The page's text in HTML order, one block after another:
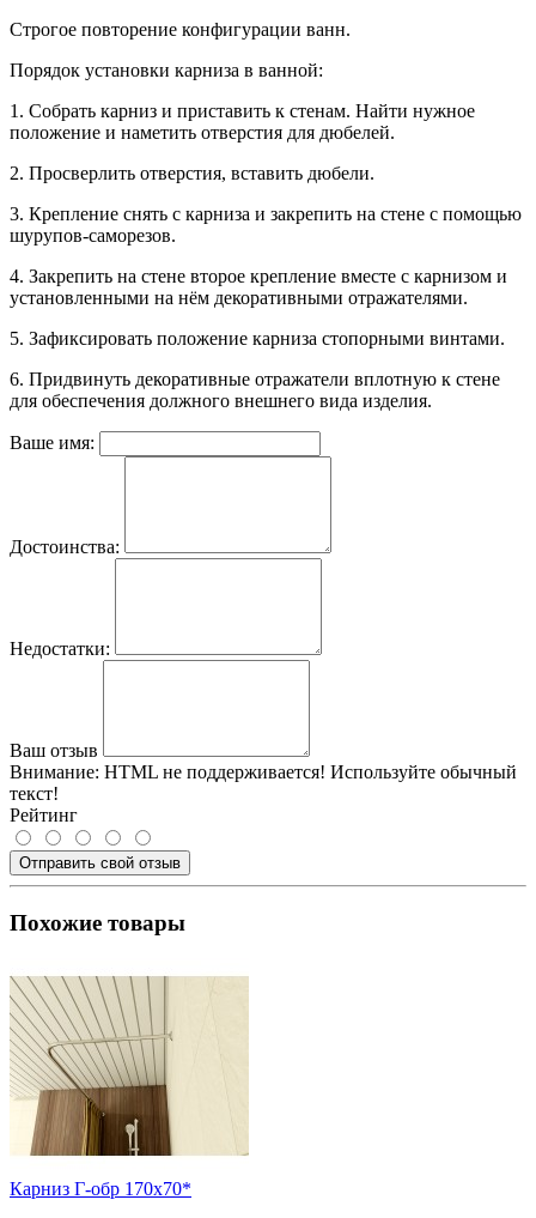
Строгое повторение конфигурации ванн.
Порядок установки карниза в ванной:
1. Собрать карниз и приставить к стенам. Найти нужное
положение и наметить отверстия для дюбелей.
2. Просверлить отверстия, вставить дюбели.
3. Крепление снять с карниза и закрепить на стене с помощью
шурупов-саморезов.
4. Закрепить на стене второе крепление вместе с карнизом и
установленными на нём декоративными отражателями.
5. Зафиксировать положение карниза стопорными винтами.
6. Придвинуть декоративные отражатели вплотную к стене
для обеспечения должного внешнего вида изделия.
Ваше имя:
Достоинства:
Недостатки:
Ваш отзыв
Внимание: HTML не поддерживается! Используйте обычный
текст!
Рейтинг
Отправить свой отзыв
Похожие товары
Карниз Г-обр 170х70*